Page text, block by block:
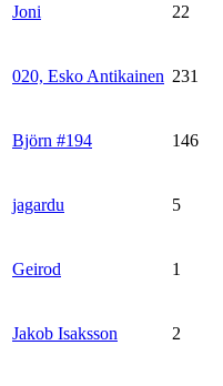
Joni 22
020, Esko Antikainen 231
Björn #194 146
jagardu 5
Geirod 1
Jakob Isaksson 2